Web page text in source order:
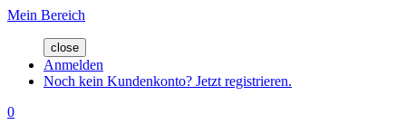
Mein Bereich
close
Anmelden
Noch kein Kundenkonto? Jetzt registrieren.
0